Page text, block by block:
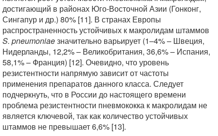
достигающий в районах Юго-Восточной Азии (Гонконг,
Сингапур и др.) 80% [11]. В странах Европы
распространенность устойчивых к макролидам штаммов
S. pneumoniaeзначительно варьирует (1–4% – Швеция,
Нидерланды, 12,2% – Великобритания, 36,6% – Испания,
58,1% – Франция) [12]. Очевидно, что уровень
резистентности напрямую зависит от частоты
применения препаратов данного класса. Следует
подчеркнуть, что в России до настоящего времени
проблема резистентности пневмококка к макролидам не
является ключевой, так как количество устойчивых
штаммов не превышает 6,6% [13].